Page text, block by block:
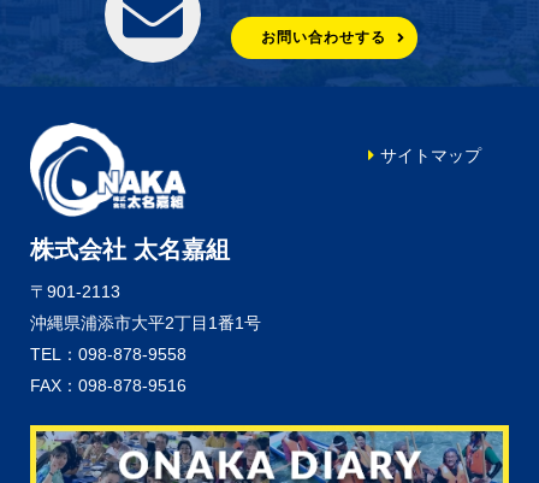
お問い合わせする
株式会社 太名嘉組
〒901-2113
沖縄県浦添市大平2丁目1番1号
TEL：098-878-9558
FAX：098-878-9516
サイトマップ